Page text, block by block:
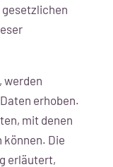
werden
erhoben.
mit denen
Die
erläutert,